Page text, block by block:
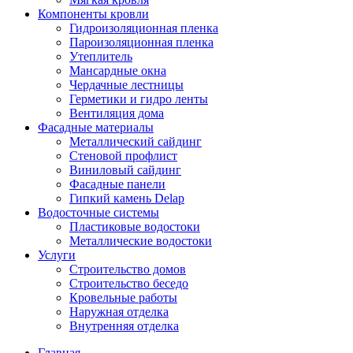
Компоненты кровли
Гидроизоляционная пленка
Пароизоляционная пленка
Утеплитель
Мансардные окна
Чердачные лестницы
Герметики и гидро ленты
Вентиляция дома
Фасадные материалы
Металлический сайдинг
Стеновой профлист
Виниловый сайдинг
Фасадные панели
Гипкий камень Delap
Водосточные системы
Пластиковые водостоки
Металлические водостоки
Услуги
Строительство домов
Строительство беседо
Кровельные работы
Наружная отделка
Внутренняя отделка